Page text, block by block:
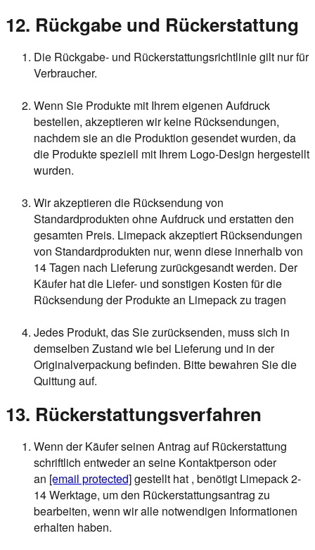
12. Rückgabe und Rückerstattung
Die Rückgabe- und Rückerstattungsrichtlinie gilt nur für
Verbraucher.
Wenn Sie Produkte mit Ihrem eigenen Aufdruck
bestellen, akzeptieren wir keine Rücksendungen,
nachdem sie an die Produktion gesendet wurden, da
die Produkte speziell mit Ihrem Logo-Design hergestellt
wurden.
Wir akzeptieren die Rücksendung von
Standardprodukten ohne Aufdruck und erstatten den
gesamten Preis. Limepack akzeptiert Rücksendungen
von Standardprodukten nur, wenn diese innerhalb von
14 Tagen nach Lieferung zurückgesandt werden. Der
Käufer hat die Liefer- und sonstigen Kosten für die
Rücksendung der Produkte an Limepack zu tragen
Jedes Produkt, das Sie zurücksenden, muss sich in
demselben Zustand wie bei Lieferung und in der
Originalverpackung befinden. Bitte bewahren Sie die
Quittung auf.
13. Rückerstattungsverfahren
Wenn der Käufer seinen Antrag auf Rückerstattung
schriftlich entweder an seine Kontaktperson oder
an [email protected]gestellt hat , benötigt Limepack 2-
14 Werktage, um den Rückerstattungsantrag zu
bearbeiten, wenn wir alle notwendigen Informationen
erhalten haben.